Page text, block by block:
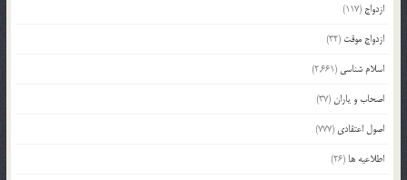
ازدواج (117)
ازدواج موقت (32)
اسلام شناسی (2,661)
اصحاب و یاران(37)
اصول اعتقادی (777)
اطلاعیه ها (26)